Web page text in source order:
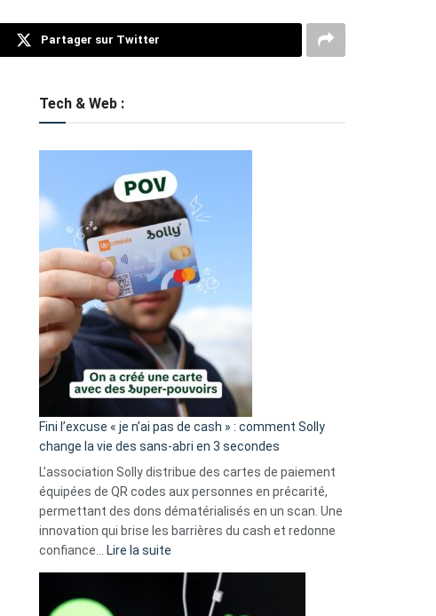
Partager sur Twitter
Tech & Web :
Fini l’excuse « je n’ai pas de cash » : comment Solly
change la vie des sans-abri en 3 secondes
L’association Solly distribue des cartes de paiement
équipées de QR codes aux personnes en précarité,
permettant des dons dématérialisés en un scan. Une
innovation qui brise les barrières du cash et redonne
confiance…
Lire la suite
l’excuse